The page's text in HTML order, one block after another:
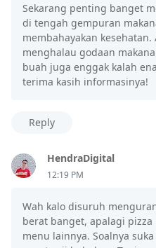
Sekarang penting banget
di tengah gempuran
membahayakan
menghalau godaan
buah juga enggak kalah
terima kasih informasinya!
Reply
HendraDigital
12:19 PM
Wah kalo disuruh
berat banget, apalagi
menu lainnya. Soalnya